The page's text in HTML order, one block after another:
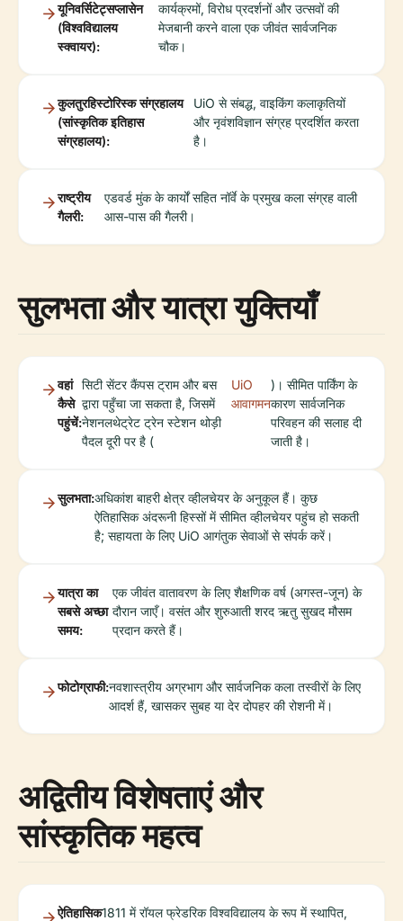
यूनिवर्सिटेट्सप्लासेन
(विश्वविद्यालय
स्क्वायर):
कार्यक्रमों, विरोध प्रदर्शनों और उत्सवों की
मेजबानी करने वाला एक जीवंत सार्वजनिक
चौक।
कुलतुरहिस्टोरिस्क संग्रहालय
(सांस्कृतिक इतिहास
संग्रहालय):
UiO से संबद्ध, वाइकिंग कलाकृतियों
और नृवंशविज्ञान संग्रह प्रदर्शित करता
है।
राष्ट्रीय
गैलरी:
एडवर्ड मुंक के कार्यों सहित नॉर्वे के प्रमुख कला संग्रह वाली
आस-पास की गैलरी।
सुलभता और यात्रा युक्तियाँ
वहां
कैसे
पहुंचें:
सिटी सेंटर कैंपस ट्राम और बस
द्वारा पहुँचा जा सकता है, जिसमें
नेशनलथेट्रेट ट्रेन स्टेशन थोड़ी
पैदल दूरी पर है (
UiO
आवागमन
)। सीमित पार्किंग के
कारण सार्वजनिक
परिवहन की सलाह दी
जाती है।
सुलभता:अधिकांश बाहरी क्षेत्र व्हीलचेयर के अनुकूल हैं। कुछ
ऐतिहासिक अंदरूनी हिस्सों में सीमित व्हीलचेयर पहुंच हो सकती
है; सहायता के लिए UiO आगंतुक सेवाओं से संपर्क करें।
यात्रा का
सबसे अच्छा
समय:
एक जीवंत वातावरण के लिए शैक्षणिक वर्ष (अगस्त-जून) के
दौरान जाएँ। वसंत और शुरुआती शरद ऋतु सुखद मौसम
प्रदान करते हैं।
फोटोग्राफी:नवशास्त्रीय अग्रभाग और सार्वजनिक कला तस्वीरों के लिए
आदर्श हैं, खासकर सुबह या देर दोपहर की रोशनी में।
अद्वितीय विशेषताएं और
सांस्कृतिक महत्व
ऐतिहासिक1811 में रॉयल फ्रेडरिक विश्वविद्यालय के रूप में स्थापित,